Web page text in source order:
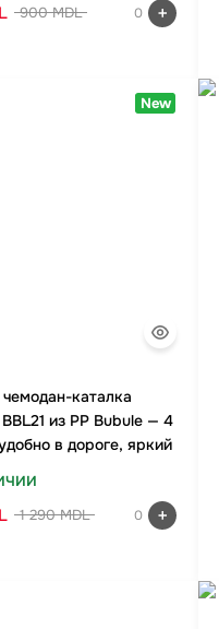
900 MDL 0
New
каталка
из PP Bubule — 4
в дороге, яркий
1 290 MDL 0